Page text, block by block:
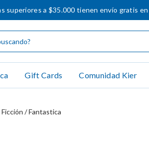
superiores a $35.000 tienen envío gratis
Gift Cards Comunidad Kier
/ Fantastica